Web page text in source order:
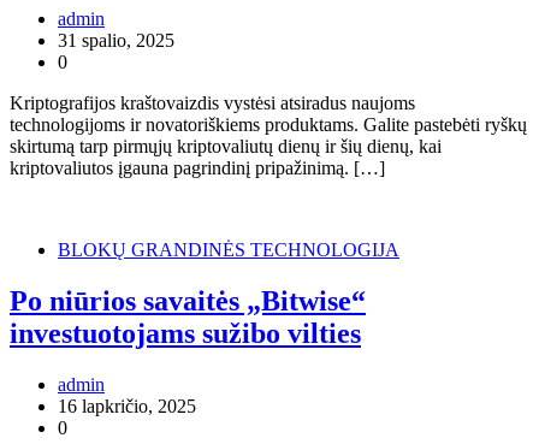
admin
31 spalio, 2025
0
Kriptografijos kraštovaizdis vystėsi atsiradus naujoms
technologijoms ir novatoriškiems produktams. Galite pastebėti ryškų
skirtumą tarp pirmųjų kriptovaliutų dienų ir šių dienų, kai
kriptovaliutos įgauna pagrindinį pripažinimą. […]
BLOKŲ GRANDINĖS TECHNOLOGIJA
Po niūrios savaitės „Bitwise“
investuotojams sužibo vilties
admin
16 lapkričio, 2025
0